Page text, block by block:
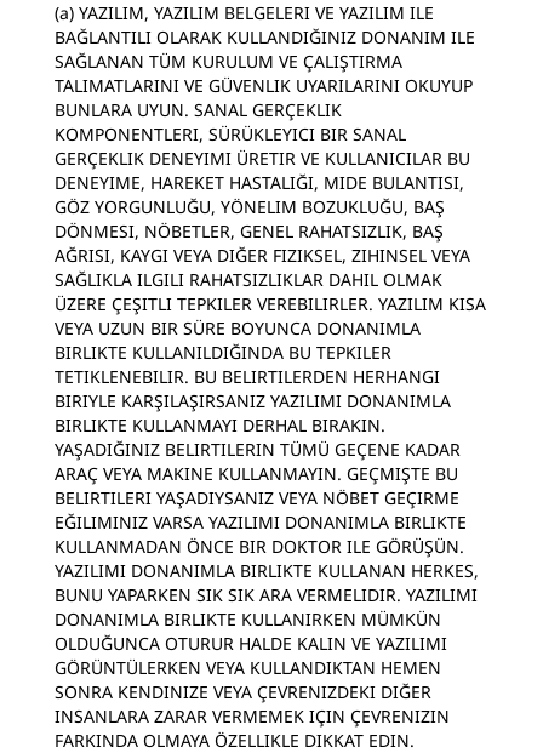
(a) YAZILIM, YAZILIM BELGELERI VE YAZILIM ILE
BAĞLANTILI OLARAK KULLANDIĞINIZ DONANIM ILE
SAĞLANAN TÜM KURULUM VE ÇALIŞTIRMA
TALIMATLARINI VE GÜVENLIK UYARILARINI OKUYUP
BUNLARA UYUN. SANAL GERÇEKLIK
KOMPONENTLERI, SÜRÜKLEYICI BIR SANAL
GERÇEKLIK DENEYIMI ÜRETIR VE KULLANICILAR BU
DENEYIME, HAREKET HASTALIĞI, MIDE BULANTISI,
GÖZ YORGUNLUĞU, YÖNELIM BOZUKLUĞU, BAŞ
DÖNMESI, NÖBETLER, GENEL RAHATSIZLIK, BAŞ
AĞRISI, KAYGI VEYA DIĞER FIZIKSEL, ZIHINSEL VEYA
SAĞLIKLA ILGILI RAHATSIZLIKLAR DAHIL OLMAK
ÜZERE ÇEŞITLI TEPKILER VEREBILIRLER. YAZILIM KISA
VEYA UZUN BIR SÜRE BOYUNCA DONANIMLA
BIRLIKTE KULLANILDIĞINDA BU TEPKILER
TETIKLENEBILIR. BU BELIRTILERDEN HERHANGI
BIRIYLE KARŞILAŞIRSANIZ YAZILIMI DONANIMLA
BIRLIKTE KULLANMAYI DERHAL BIRAKIN.
YAŞADIĞINIZ BELIRTILERIN TÜMÜ GEÇENE KADAR
ARAÇ VEYA MAKINE KULLANMAYIN. GEÇMIŞTE BU
BELIRTILERI YAŞADIYSANIZ VEYA NÖBET GEÇIRME
EĞILIMINIZ VARSA YAZILIMI DONANIMLA BIRLIKTE
KULLANMADAN ÖNCE BIR DOKTOR ILE GÖRÜŞÜN.
YAZILIMI DONANIMLA BIRLIKTE KULLANAN HERKES,
BUNU YAPARKEN SIK SIK ARA VERMELIDIR. YAZILIMI
DONANIMLA BIRLIKTE KULLANIRKEN MÜMKÜN
OLDUĞUNCA OTURUR HALDE KALIN VE YAZILIMI
GÖRÜNTÜLERKEN VEYA KULLANDIKTAN HEMEN
SONRA KENDINIZE VEYA ÇEVRENIZDEKI DIĞER
INSANLARA ZARAR VERMEMEK IÇIN ÇEVRENIZIN
FARKINDA OLMAYA ÖZELLIKLE DIKKAT EDIN.